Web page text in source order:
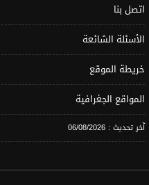
اتصل بنا
الأسئلة الشائعة
خريطة الموقع
المواقع الجغرافية
آخر تحديث : 06/08/2026